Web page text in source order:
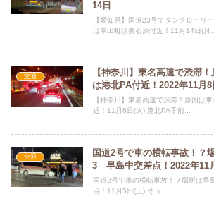
14日
【愛知県】国道23号てタンクローリ
は幸田町須美石原付近！11月14日(月...
交通
【神奈川】東名高速で渋滞
は港北PA付近！2022年11月8
【神奈川】東名高速で渋滞！原因は
近！11月8日(火) 港北PA手前...
交通
国道2号で車の横転事故！？
3 早島中交差点！2022年11
国道2号で車の横転事故！？場所は
点！11月5日(土) そう...